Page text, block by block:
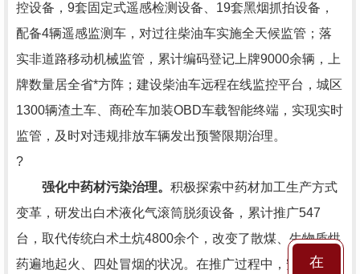
控设备，9套固定式遥感检测设备、19套黑烟抓拍设备，
配备4辆遥感监测车，对过往柴油车实施全天候监管；落
实非道路移动机械监管，累计编码登记上牌9000余辆，上
牌数量居全省*方阵；建设柴油车远程在线监控平台，城区
1300辆渣土车、商砼车加装OBD车载智能终端，实现实时
监管，及时对违规排放车辆发出预警限期治理。
?
强化中药材污染治理。 积极探索中药材加工生产方式
变革，研发出白术液化气滚筒脱须设备，累计推广547
台，取代传统白术土炕4800余个，改变了散煤、生物质烘
药遍地起火、四处冒烟的状况。在推广过程中，安排专项
在